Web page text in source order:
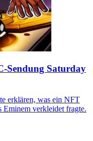
Sendung Saturday
erklären, was ein NFT
verkleidet fragte.